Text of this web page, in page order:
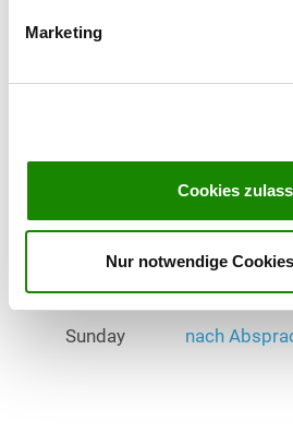
Marketing
Cookies
Nur notwendige
Monday
Sunday nach
Monday from 18:00 h
Thursday from 18:00 h
Sunday nach